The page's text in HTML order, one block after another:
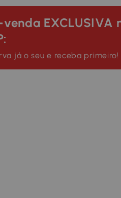
venda EXCLUSIVA
já o seu e receba primeiro!